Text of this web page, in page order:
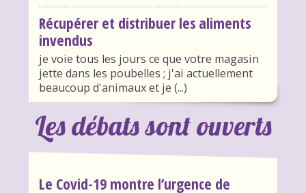
Récupérer et distribuer les aliments
invendus
je voie tous les jours ce que votre magasin
jette dans les poubelles ; j'ai actuellement
beaucoup d'animaux et je (...)
Les débats sont ouverts
Le Covid-19 montre l’urgence de